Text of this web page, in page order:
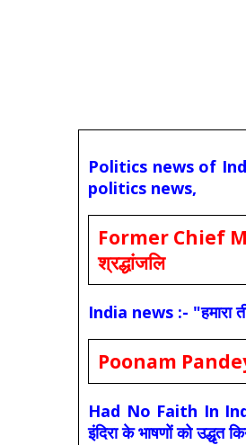
Politics news of
politics news,
Former Chief
श्रद्धांजलि
India news :- "हमारा
Poonam Pandey
Had No Faith In
इंदिरा के भाषणों को उद्धृत